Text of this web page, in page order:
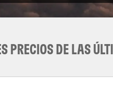
PRECIOS DE LAS